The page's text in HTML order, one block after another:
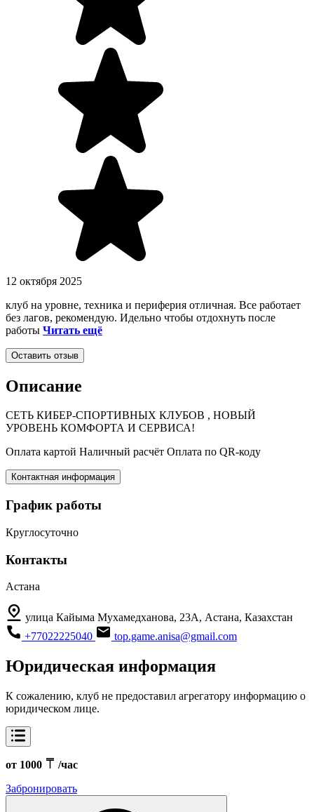
12 октября 2025
клуб на уровне, техника и периферия отличная. Все работает
без лагов, рекомендую. Идельно чтобы отдохнуть после
работы Читать ещё
Оставить отзыв
Описание
СЕТЬ КИБЕР-СПОРТИВНЫХ КЛУБОВ , НОВЫЙ
УРОВЕНЬ КОМФОРТА И СЕРВИСА!
Оплата картой​ Наличный расчёт​ Оплата по QR-коду
Контактная информация
График работы
Круглосуточно
Контакты
Астана
улица Кайыма Мухамедханова, 23А, Астана, Казахстан
+77022225040
top.game.anisa@gmail.com
Юридическая информация
К сожалению, клуб не предоставил агрегатору информацию о
юридическом лице.
от 1000
/час
Забронировать